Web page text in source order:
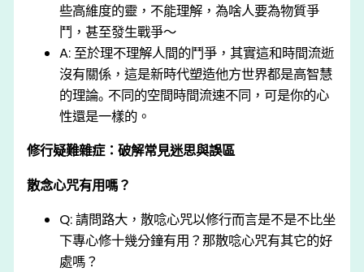
些⾼維度的靈，不能理解，為啥⼈要為物質爭
⾾，甚⾄發⽣戰爭～
A: ⾄於理不理解⼈間的⾾爭，其實這和時間流逝
沒有關係，這是新時代塑造他方世界都是⾼智慧
的理論｡ 不同的空間時間流速不同，可是你的心
性還是一樣的。
修行疑難雜症：破解常見迷思與誤區
散念心咒有用嗎？
Q: 請問路⼤，散唸⼼咒以修⾏⽽⾔是不是不比坐
下專⼼修⼗幾分鐘有⽤？那散唸⼼咒有其它的好
處嗎？